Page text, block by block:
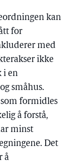
kan
for
med
ikke
i en
småhus.
formidles
å forstå,
minst
Det
å